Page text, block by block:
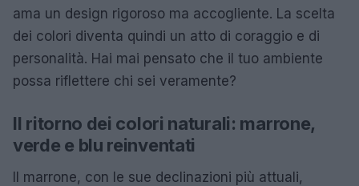
ama un design rigoroso ma accogliente. La scelta
dei colori diventa quindi un atto di coraggio e di
personalità. Hai mai pensato che il tuo ambiente
possa riflettere chi sei veramente?
Il ritorno dei colori naturali: marrone,
verde e blu reinventati
Il marrone, con le sue declinazioni più attuali,